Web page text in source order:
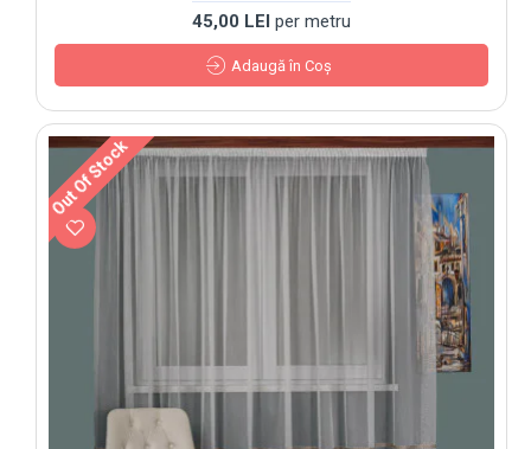
45,00 LEI per metru
Adaugă în Coş
Out Of Stock